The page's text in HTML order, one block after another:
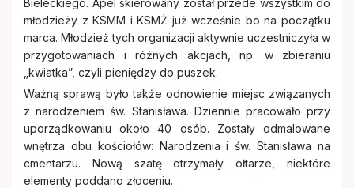
Bieleckiego. Apel skierowany został przede wszystkim do
młodzieży z KSMM i KSMŻ już wcześnie bo na początku
marca. Młodzież tych organizacji aktywnie uczestniczyła w
przygotowaniach i różnych akcjach, np. w zbieraniu
„kwiatka”, czyli pieniędzy do puszek.
Ważną sprawą było także odnowienie miejsc związanych
z narodzeniem św. Stanisława. Dziennie pracowało przy
uporządkowaniu około 40 osób. Zostały odmalowane
wnętrza obu kościołów: Narodzenia i św. Stanisława na
cmentarzu. Nową szatę otrzymały ołtarze, niektóre
elementy poddano złoceniu.